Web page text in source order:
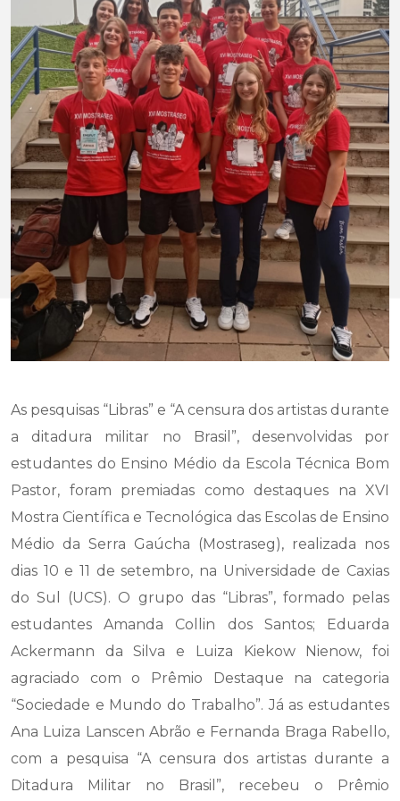
As pesquisas “Libras” e “A censura dos artistas durante
a ditadura militar no Brasil”, desenvolvidas por
estudantes do Ensino Médio da Escola Técnica Bom
Pastor, foram premiadas como destaques na XVI
Mostra Científica e Tecnológica das Escolas de Ensino
Médio da Serra Gaúcha (Mostraseg), realizada nos
dias 10 e 11 de setembro, na Universidade de Caxias
do Sul (UCS). O grupo das “Libras”, formado pelas
estudantes Amanda Collin dos Santos; Eduarda
Ackermann da Silva e Luiza Kiekow Nienow, foi
agraciado com o Prêmio Destaque na categoria
“Sociedade e Mundo do Trabalho”. Já as estudantes
Ana Luiza Lanscen Abrão e Fernanda Braga Rabello,
com a pesquisa “A censura dos artistas durante a
Ditadura Militar no Brasil”, recebeu o Prêmio